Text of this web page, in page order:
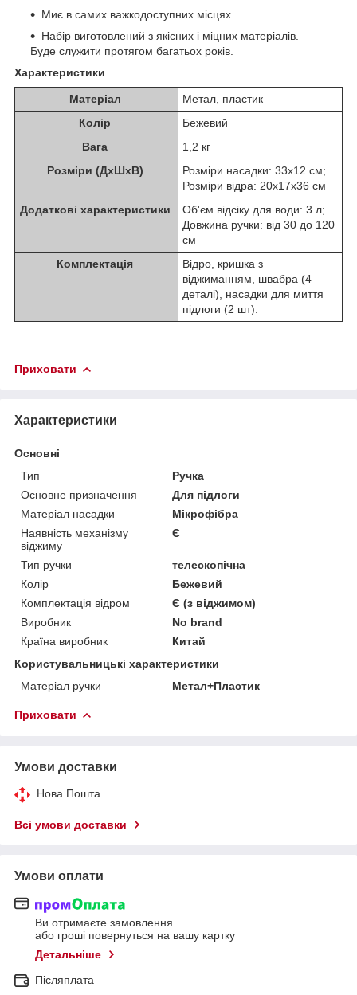
Миє в самих важкодоступних місцях.
Набір виготовлений з якісних і міцних матеріалів.
Буде служити протягом багатьох років.
Характеристики
Матеріал
Метал, пластик
Колір
Бежевий
Вага
1,2 кг
Розміри (ДхШхВ)
Розміри насадки: 33х12 см;
Розміри відра: 20х17х36 см
Додаткові характеристики
Об'єм відсіку для води: 3 л;
Довжина ручки: від 30 до 120
см
Комплектація
Відро, кришка з
віджиманням, швабра (4
деталі), насадки для миття
підлоги (2 шт).
Приховати
Характеристики
Основні
Тип
Ручка
Основне призначення
Для підлоги
Матеріал насадки
Мікрофібра
Наявність механізму
віджиму
Є
Тип ручки
телескопічна
Колір
Бежевий
Комплектація відром
Є (з віджимом)
Виробник
No brand
Країна виробник
Китай
Користувальницькі характеристики
Матеріал ручки
Метал+Пластик
Приховати
Умови доставки
Нова Пошта
Всі умови доставки
Умови оплати
Ви отримаєте замовлення
або гроші повернуться на вашу картку
Детальніше
Післяплата